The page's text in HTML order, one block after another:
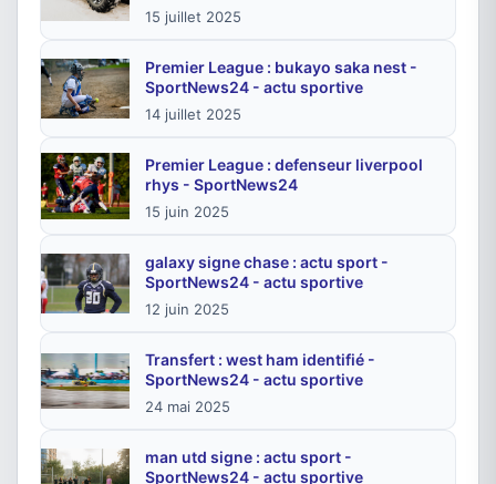
15 juillet 2025
Premier League : bukayo saka nest -
SportNews24 - actu sportive
14 juillet 2025
Premier League : defenseur liverpool
rhys - SportNews24
15 juin 2025
galaxy signe chase : actu sport -
SportNews24 - actu sportive
12 juin 2025
Transfert : west ham identifié -
SportNews24 - actu sportive
24 mai 2025
man utd signe : actu sport -
SportNews24 - actu sportive